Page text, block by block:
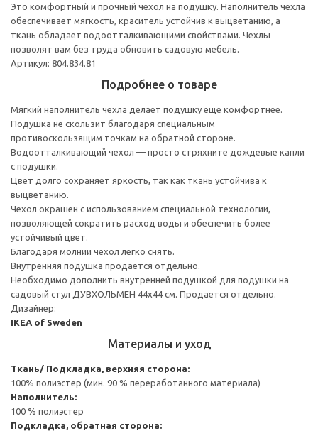
Это комфортный и прочный чехол на подушку. Наполнитель чехла
обеспечивает мягкость, краситель устойчив к выцветанию, а
ткань обладает водоотталкивающими свойствами. Чехлы
позволят вам без труда обновить садовую мебель.
Артикул: 804.834.81
Подробнее о товаре
Мягкий наполнитель чехла делает подушку еще комфортнее.
Подушка не скользит благодаря специальным
противоскользящим точкам на обратной стороне.
Водоотталкивающий чехол — просто стряхните дождевые капли
с подушки.
Цвет долго сохраняет яркость, так как ткань устойчива к
выцветанию.
Чехол окрашен с использованием специальной технологии,
позволяющей сократить расход воды и обеспечить более
устойчивый цвет.
Благодаря молнии чехол легко снять.
Внутренняя подушка продается отдельно.
Необходимо дополнить внутренней подушкой для подушки на
садовый стул ДУВХОЛЬМЕН 44x44 см. Продается отдельно.
Дизайнер:
IKEA of Sweden
Материалы и уход
Ткань/ Подкладка, верхняя сторона:
100% полиэстер (мин. 90 % переработанного материала)
Наполнитель:
100 % полиэстер
Подкладка, обратная сторона: